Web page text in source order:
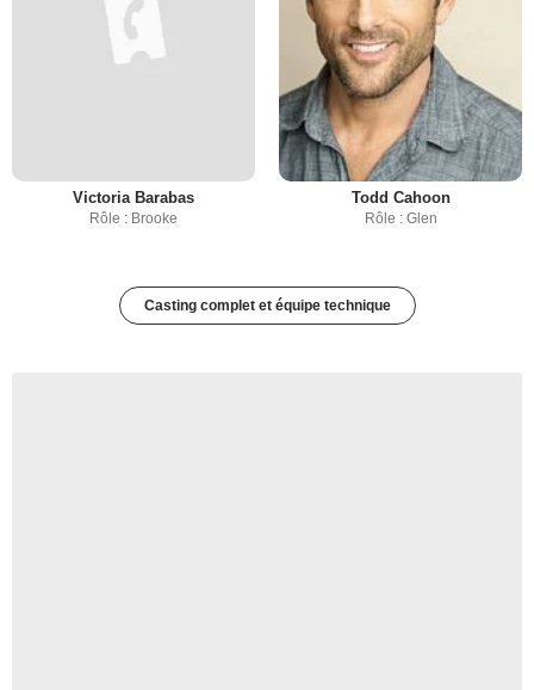
Victoria Barabas
Rôle : Brooke
Todd Cahoon
Rôle : Glen
Casting complet et équipe technique